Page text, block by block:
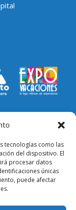
tecnologías como las
del dispositivo. El
procesar datos
únicas
puede afectar